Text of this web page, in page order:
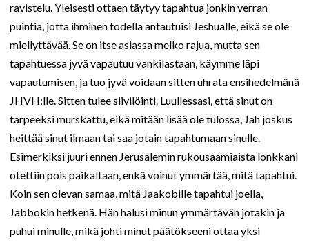
ravistelu. Yleisesti ottaen täytyy tapahtua jonkin verran
puintia, jotta ihminen todella antautuisi Jeshualle, eikä se ole
miellyttävää. Se on itse asiassa melko rajua, mutta sen
tapahtuessa jyvä vapautuu vankilastaan, käymme läpi
vapautumisen, ja tuo jyvä voidaan sitten uhrata ensihedelmänä
JHVH:lle. Sitten tulee siivilöinti. Luullessasi, että sinut on
tarpeeksi murskattu, eikä mitään lisää ole tulossa, Jah joskus
heittää sinut ilmaan tai saa jotain tapahtumaan sinulle.
Esimerkiksi juuri ennen Jerusalemin rukousaamiaista lonkkani
otettiin pois paikaltaan, enkä voinut ymmärtää, mitä tapahtui.
Koin sen olevan samaa, mitä Jaakobille tapahtui joella,
Jabbokin hetkenä. Hän halusi minun ymmärtävän jotakin ja
puhui minulle, mikä johti minut päätökseeni ottaa yksi